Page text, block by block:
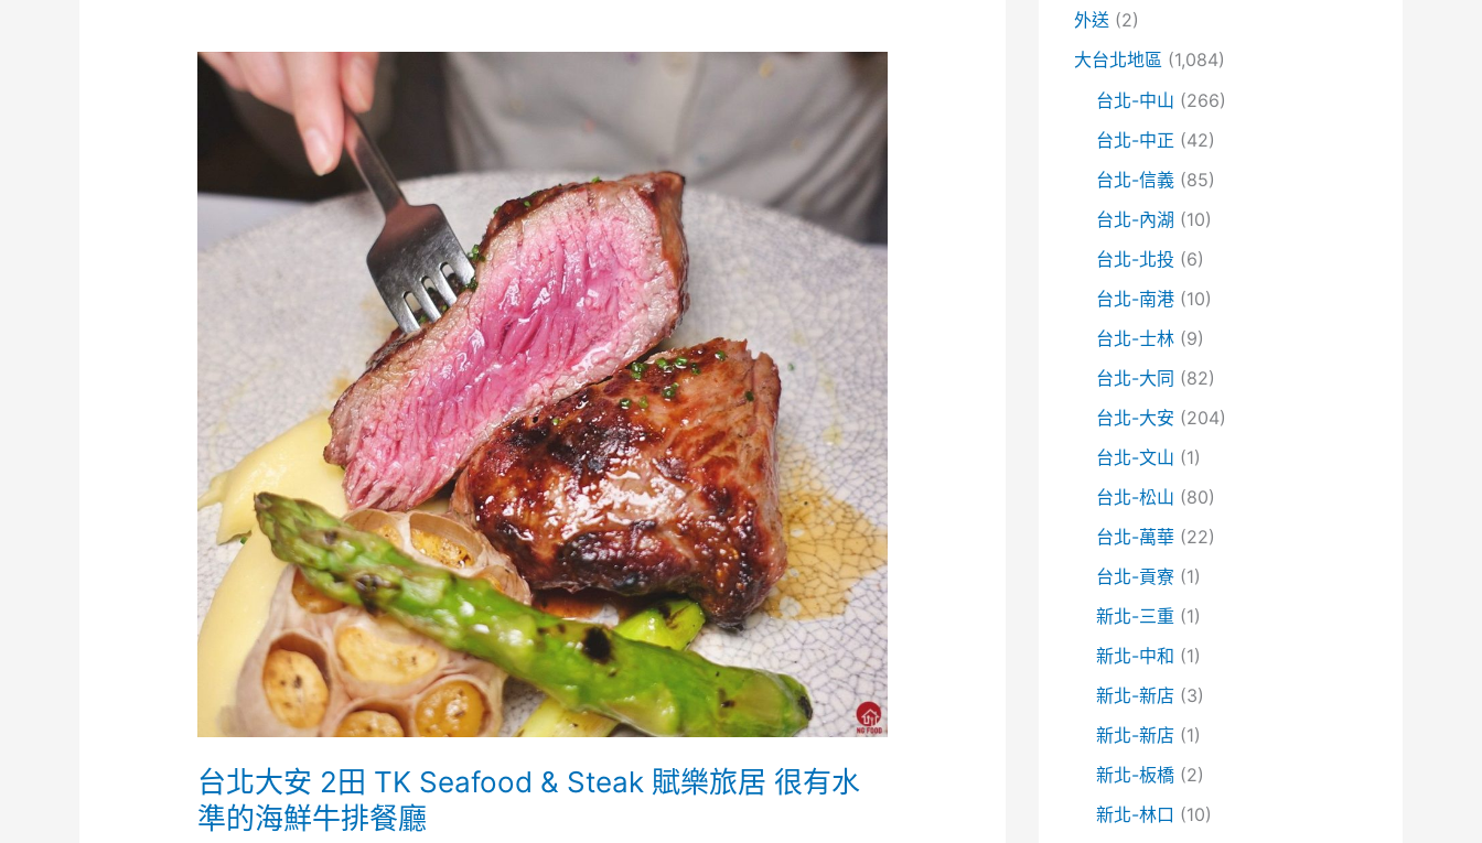
SEAFOOD
Never
miss
steakhouse
台北大安 2田 TK Seafood & Steak 賦樂旅居 很有水
準的海鮮牛排餐廳
外送 (2)
大台北地區 (1,084)
台北-中山 (266)
台北-中正 (42)
台北-信義 (85)
台北-內湖 (10)
台北-北投 (6)
台北-南港 (10)
台北-士林 (9)
台北-大同 (82)
台北-大安 (204)
台北-文山 (1)
台北-松山 (80)
台北-萬華 (22)
台北-貢寮 (1)
新北-三重 (1)
新北-中和 (1)
新北-新店 (3)
新北-新店 (1)
新北-板橋 (2)
新北-林口 (10)